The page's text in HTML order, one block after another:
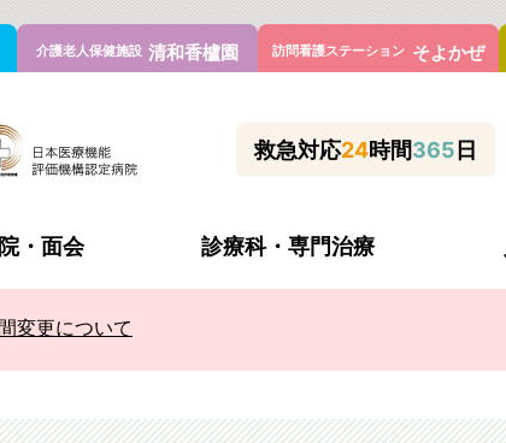
介護老人保健施設 清和香櫨園 訪問看護ステーション そよかぜ
救急対応24時間365 日
理念と方針・患者様の権利と義務
休診・代診
・面会
入院当日の持ち物
診療科・専門治療
変更について